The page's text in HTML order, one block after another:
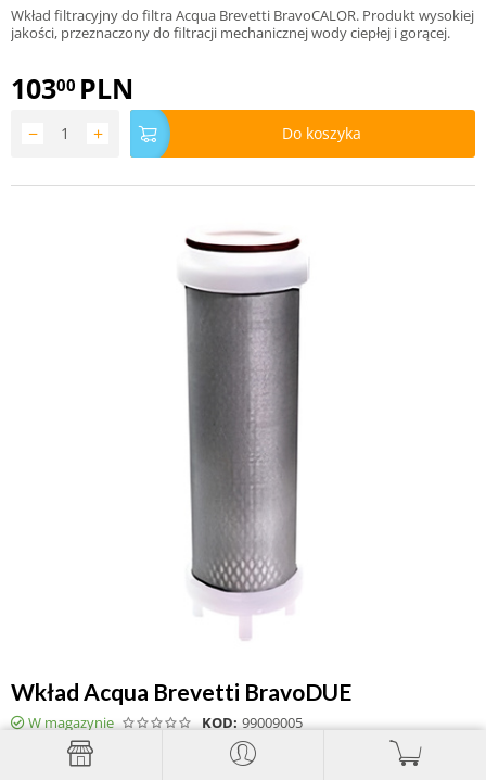
Wkład filtracyjny do filtra Acqua Brevetti BravoCALOR. Produkt wysokiej
jakości, przeznaczony do filtracji mechanicznej wody ciepłej i gorącej.
10300 PLN
+
− Do koszyka
Wkład Acqua Brevetti BravoDUE
W magazynie KOD: 99009005
Producent: